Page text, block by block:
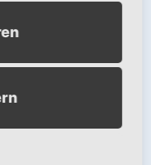
den
zu